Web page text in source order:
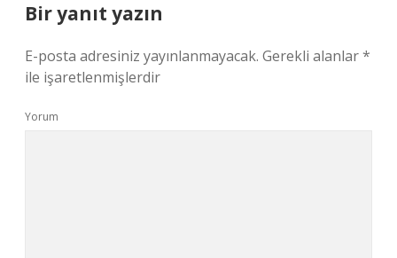
Bir yanıt yazın
E-posta adresiniz yayınlanmayacak. Gerekli alanlar*
ile işaretlenmişlerdir
Yorum